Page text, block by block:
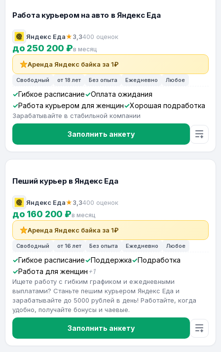
Работа курьером на авто в Яндекс Еда
Яндекс Еда★3,3400 оценок
до 250 200 ₽в месяц
Аренда Яндекс байка за 1₽
Свободный от 18 лет Без опыта Ежедневно Любое
Гибкое расписание
Оплата ожидания
Работа курьером для женщин
Хорошая подработка
Зарабатывайте в стабильной компании
Заполнить анкету
Пеший курьер в Яндекс Еда
Яндекс Еда★3,3400 оценок
до 160 200 ₽в месяц
Аренда Яндекс байка за 1₽
Свободный от 16 лет Без опыта Ежедневно Любое
Гибкое расписание Поддержка
Подработка
Работа для женщин +1
Ищете работу с гибким графиком и ежедневными
выплатами? Станьте пешим курьером Яндекс Еда и
зарабатывайте до 5000 рублей в день! Работайте, когда
удобно, получайте бонусы и чаевые.
Заполнить анкету